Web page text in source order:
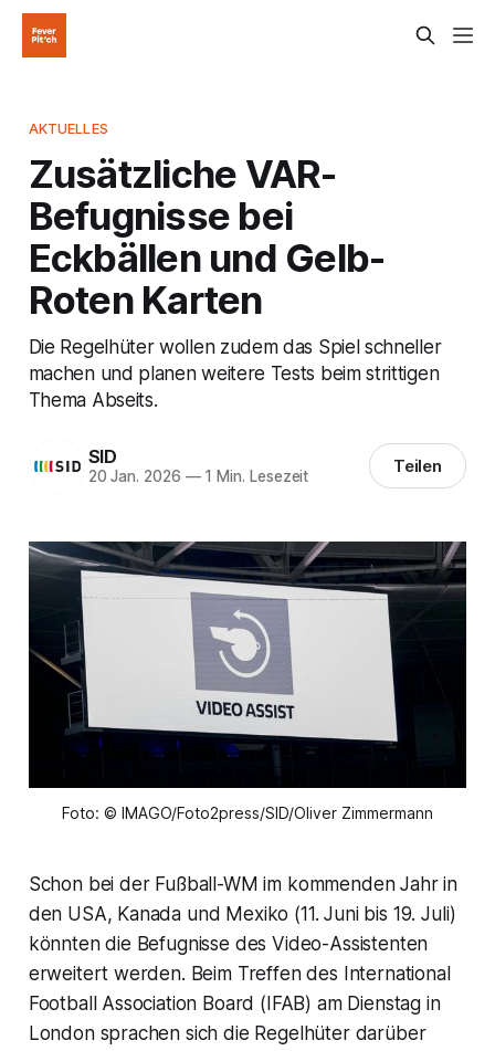
AKTUELLES
Zusätzliche VAR-
Befugnisse bei
Eckbällen und Gelb-
Roten Karten
Die Regelhüter wollen zudem das Spiel schneller
machen und planen weitere Tests beim strittigen
Thema Abseits.
SID
20 Jan. 2026 —1 Min. Lesezeit Teilen
Foto: © IMAGO/Foto2press/SID/Oliver Zimmermann
Schon bei der Fußball-WM im kommenden Jahr in
den USA, Kanada und Mexiko (11. Juni bis 19. Juli)
könnten die Befugnisse des Video-Assistenten
erweitert werden. Beim Treffen des International
Football Association Board (IFAB) am Dienstag in
London sprachen sich die Regelhüter darüber